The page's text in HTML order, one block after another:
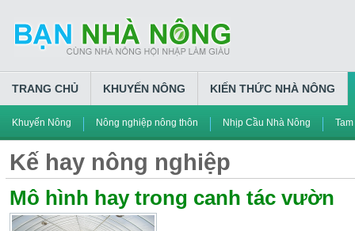
TRANG CHỦ KHUYẾN NÔNG KIẾN THỨC NHÀ NÔNG
Khuyến Nông Nông nghiệp nông thôn Nhịp Cầu Nhà Nông
Kế hay nông nghiệp
Mô hình hay trong canh tác vườn